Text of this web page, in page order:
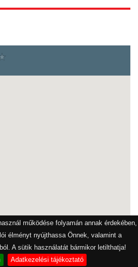
működése folyamán annak érdekében,
élményt nyújthassa Önnek, valamint a
A sütik használatát bármikor letilthatja!
Adatkezelési tájékoztató